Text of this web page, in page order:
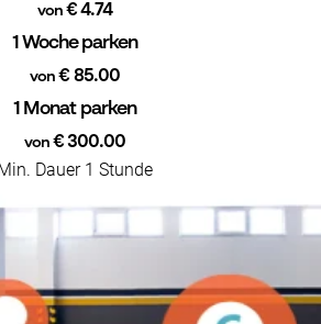
von€ 4.74
1 Woche parken
von € 85.00
1 Monat parken
von€ 300.00
Min. Dauer 1 Stunde